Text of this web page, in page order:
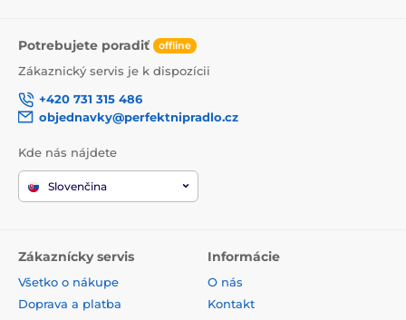
Potrebujete poradiť offline
Zákaznický servis je k dispozícii
+420 731 315 486
objednavky@perfektnipradlo.cz
Kde nás nájdete
Slovenčina
Zákaznícky servis
Všetko o nákupe
Doprava a platba
Informácie
O nás
Kontakt